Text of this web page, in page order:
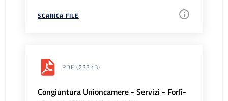
SCARICA FILE
PDF (233KB)
Congiuntura Unioncamere - Servizi - Forlì-